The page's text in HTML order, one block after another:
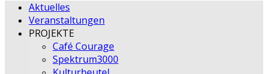
Aktuelles
Veranstaltungen
PROJEKTE
Café Courage
Spektrum3000